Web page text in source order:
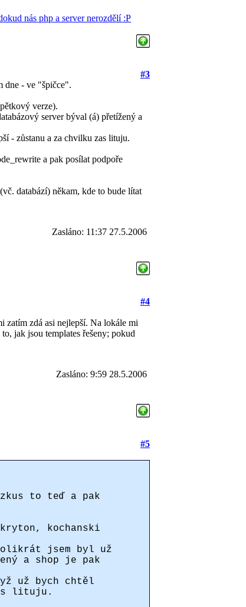
nás php a server nerozdělí :P
#3
dne - ve "špičce".
verze).
server býval (á) přetížený a
- zůstanu a za chvilku zas lituju.
a pak posílat podpoře
databází) někam, kde to bude lítat
Zasláno: 11:37 27.5.2006
#4
zatím zdá asi nejlepší. Na lokále mi
jak jsou templates řešeny; pokud
Zasláno: 9:59 28.5.2006
#5
to teď a pak
kochanski
jsem byl už
a shop je pak
už bych chtěl
lituju.